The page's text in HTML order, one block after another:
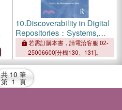
10.Discoverability in Digital
Repositories：Systems,
Perspectives, and User
Studies
若需訂購本書，請電洽客服 02-
25006600[分機130、131]。
共 10 筆
第 1 頁